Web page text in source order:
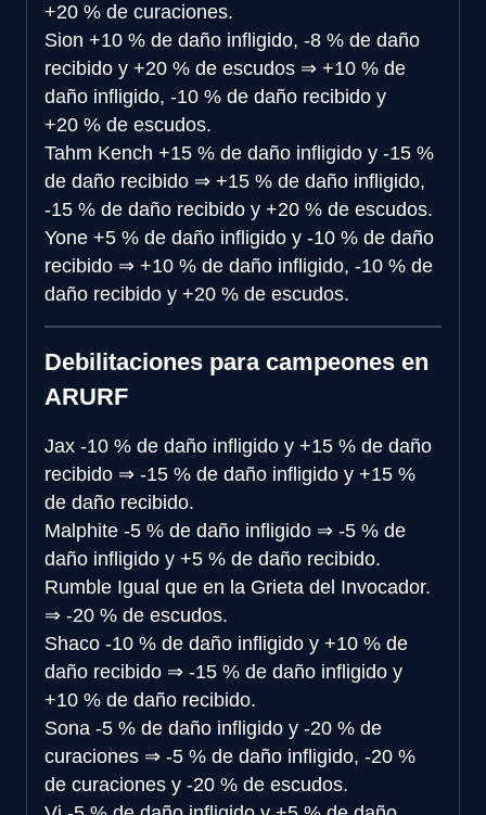
+20 % de curaciones.
Sion +10 % de daño infligido, -8 % de daño
recibido y +20 % de escudos ⇒ +10 % de
daño infligido, -10 % de daño recibido y
+20 % de escudos.
Tahm Kench +15 % de daño infligido y -15 %
de daño recibido ⇒ +15 % de daño infligido,
-15 % de daño recibido y +20 % de escudos.
Yone +5 % de daño infligido y -10 % de daño
recibido ⇒ +10 % de daño infligido, -10 % de
daño recibido y +20 % de escudos.
Debilitaciones para campeones en
ARURF
Jax -10 % de daño infligido y +15 % de daño
recibido ⇒ -15 % de daño infligido y +15 %
de daño recibido.
Malphite -5 % de daño infligido ⇒ -5 % de
daño infligido y +5 % de daño recibido.
Rumble Igual que en la Grieta del Invocador.
⇒ -20 % de escudos.
Shaco -10 % de daño infligido y +10 % de
daño recibido ⇒ -15 % de daño infligido y
+10 % de daño recibido.
Sona -5 % de daño infligido y -20 % de
curaciones ⇒ -5 % de daño infligido, -20 %
de curaciones y -20 % de escudos.